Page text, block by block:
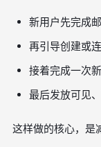
新用户先完成
再引导创建或
接着完成一次
最后发放可见
这样做的核心，是